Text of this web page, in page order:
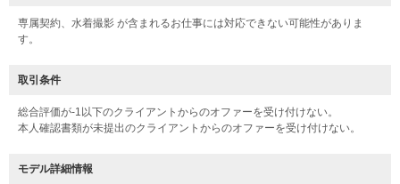
専属契約、水着撮影 が含まれるお仕事には対応できない可能性がありま
す。
取引条件
総合評価が-1以下のクライアントからのオファーを受け付けない。
本人確認書類が未提出のクライアントからのオファーを受け付けない。
モデル詳細情報